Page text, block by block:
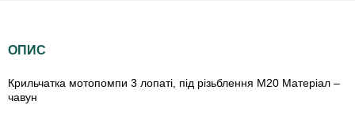
ОПИС
Крильчатка мотопомпи 3 лопаті, під різьблення М20 Матеріал –
чавун